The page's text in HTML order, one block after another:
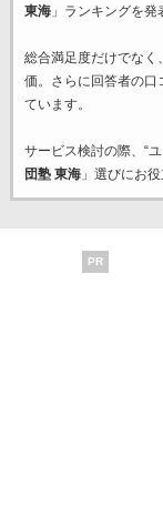
東海」ランキングを発
総合満足度だけでなく
価。さらに回答者の口
ています。
サービス検討の際、“
団塾 東海」選びにお役
PR